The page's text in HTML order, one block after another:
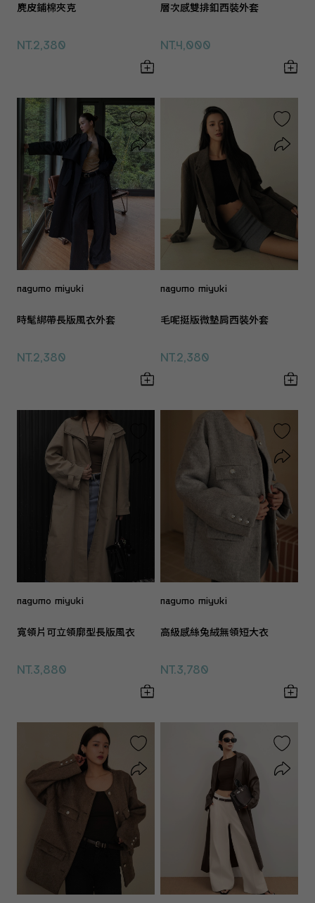
麂皮鋪棉夾克
NT.2,380
層次感雙排釦西裝外套
NT.4,000
nagumo miyuki
時髦綁帶長版風衣外套
NT.2,380
nagumo miyuki
毛呢挺版微墊肩西裝外套
NT.2,380
nagumo miyuki
寬領片可立領廓型長版風衣
NT.3,880
nagumo miyuki
高級感絲兔絨無領短大衣
NT.3,780